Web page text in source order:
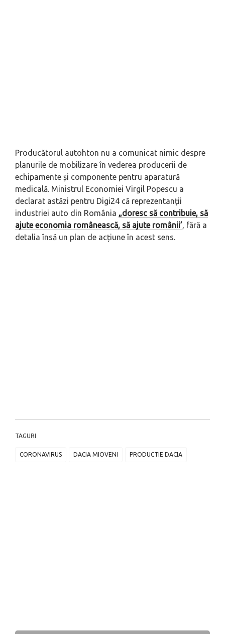
Producătorul autohton nu a comunicat nimic despre
planurile de mobilizare în vederea producerii de
echipamente și componente pentru aparatură
medicală. Ministrul Economiei Virgil Popescu a
declarat astăzi pentru Digi24 că reprezentanții
industriei auto din România „doresc să contribuie, să
ajute economia românească, să ajute românii’, fără a
detalia însă un plan de acțiune în acest sens.
TAGURI
CORONAVIRUS DACIA MIOVENI PRODUCTIE DACIA